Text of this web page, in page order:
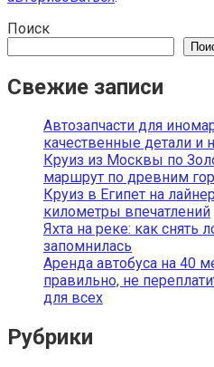
Поиск
Свежие записи
Автозапчасти для
качественные детали и
Круиз из Москвы по
маршрут по древним
Круиз в Египет на
километры впечатлений
Яхта на реке: как снять
запомнилась
Аренда автобуса на 40
правильно, не
для всех
Рубрики